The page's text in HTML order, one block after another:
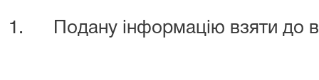
1. Подану інформацію взяти до